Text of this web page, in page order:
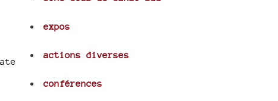
expos
actions diverses
conférences